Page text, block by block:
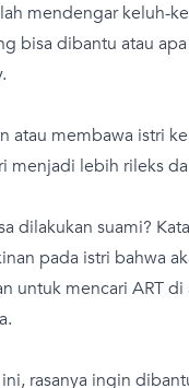
mendengar keluh-
bisa dibantu atau
atau membawa istri
menjadi lebih rileks
dilakukan suami?
pada istri bahwa
untuk mencari ART
ini, rasanya ingin